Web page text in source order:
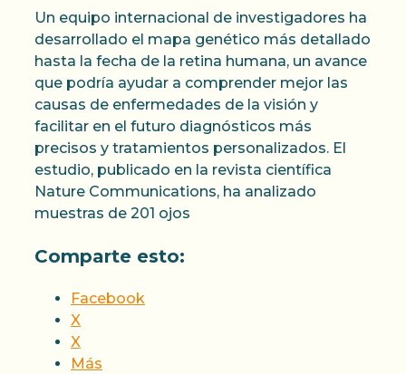
Un equipo internacional de investigadores ha
desarrollado el mapa genético más detallado
hasta la fecha de la retina humana, un avance
que podría ayudar a comprender mejor las
causas de enfermedades de la visión y
facilitar en el futuro diagnósticos más
precisos y tratamientos personalizados. El
estudio, publicado en la revista científica
Nature Communications, ha analizado
muestras de 201 ojos
Comparte esto:
Facebook
X
X
Más